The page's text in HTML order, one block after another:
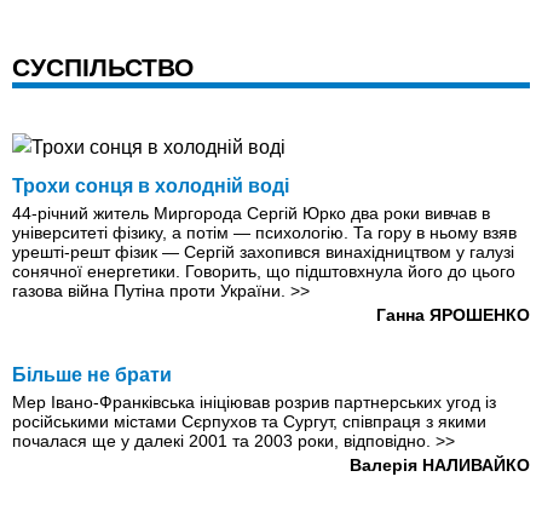
СУСПІЛЬСТВО
Трохи сонця в холодній воді
44-річний житель Миргорода Сергій Юрко два роки вивчав в
університеті фізику, а потім — психологію. Та гору в ньому взяв
урешті-решт фізик — Сергій захопився винахідництвом у галузі
сонячної енергетики. Говорить, що підштовхнула його до цього
газова війна Путіна проти України. >>
Ганна ЯРОШЕНКО
Більше не брати
Мер Івано-Франківська ініціював розрив партнерських угод із
російськими містами Сєрпухов та Сургут, співпраця з якими
почалася ще у далекi 2001 та 2003 роки, відповідно. >>
Валерія НАЛИВАЙКО